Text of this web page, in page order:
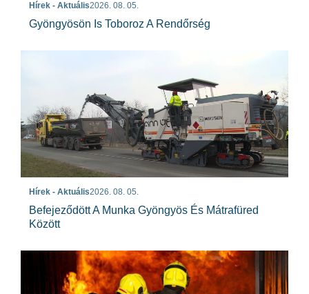
Hírek - Aktuális2026. 08. 05.
Gyöngyösön Is Toboroz A Rendőrség
Hírek - Aktuális2026. 08. 05.
Befejeződött A Munka Gyöngyös És Mátrafüred
Között